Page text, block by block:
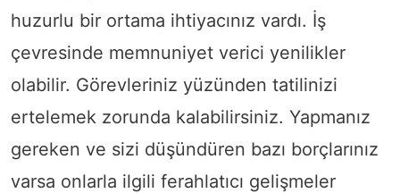
huzurlu bir ortama ihtiyacınız vardı. İş
çevresinde memnuniyet verici yenilikler
olabilir. Görevleriniz yüzünden tatilinizi
ertelemek zorunda kalabilirsiniz. Yapmanız
gereken ve sizi düşündüren bazı borçlarınız
varsa onlarla ilgili ferahlatıcı gelişmeler